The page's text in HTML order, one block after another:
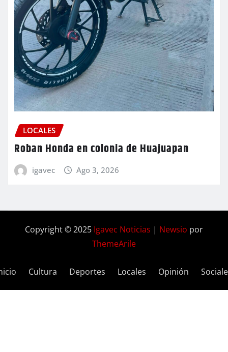
LOCALES
Roban Honda en colonia de Huajuapan
igavec Ago 3, 2026
Copyright © 2025 Igavec Noticias | Newsio por
ThemeArile
Cultura Deportes Locales Opinión